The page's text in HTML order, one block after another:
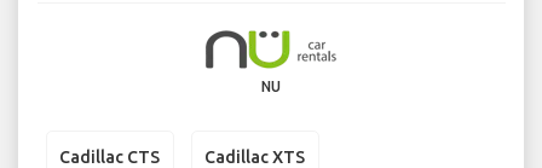
NU
Cadillac CTS Cadillac XTS